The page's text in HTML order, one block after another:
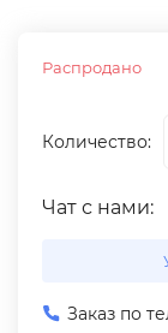
Распродано
Количество:
Чат с нами:
Заказ по